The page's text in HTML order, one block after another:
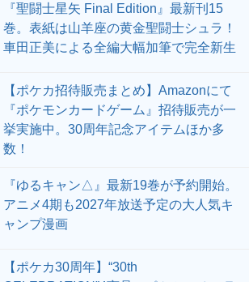
『聖闘士星矢 Final Edition』最新刊15
巻。表紙は山羊座の黄金聖闘士シュラ！
車田正美による全編大幅加筆で完全新生
【ポケカ招待販売まとめ】Amazonにて
『ポケモンカードゲーム』招待販売が一
挙実施中。30周年記念アイテムほか多
数！
『ゆるキャン△』最新19巻が予約開始。
アニメ4期も2027年放送予定の大人気キ
ャンプ漫画
【ポケカ30周年】“30th